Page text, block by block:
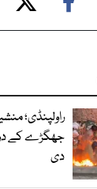
راولپنڈی؛
جھگڑے کے
دی